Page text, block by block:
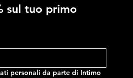
RAGNO - Slip regolabile in
microfibra stretch
sul tuo primo
personali da parte di Intimo